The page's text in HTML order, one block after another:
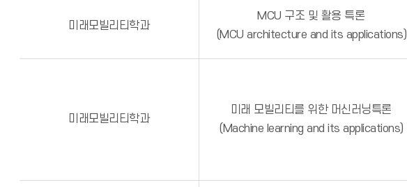
미래모빌리티학과
MCU 구조 및 활용 특론
(MCU architecture and its applications)
미래모빌리티학과
미래 모빌리티를 위한 머신러닝특론
(Machine learning and its applications)